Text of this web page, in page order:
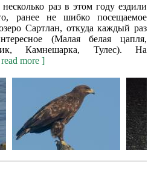
раз в этом году ездили
ранее не шибко посещаемое
Сартлан, откуда каждый раз
(Малая белая цапля,
Камнешарка, Тулес). На
more ]